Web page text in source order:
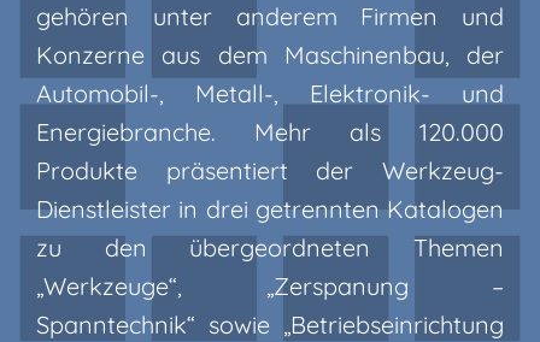
gehören unter anderem Firmen und
Konzerne aus dem Maschinenbau, der
Automobil-, Metall-, Elektronik- und
Energiebranche. Mehr als 120.000
Produkte präsentiert der Werkzeug-
Dienstleister in drei getrennten Katalogen
zu den übergeordneten Themen
„Werkzeuge“, „Zerspanung –
Spanntechnik“ sowie „Betriebseinrichtung